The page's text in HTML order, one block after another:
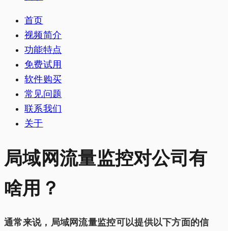
首页
视频简介
功能特点
免费试用
软件购买
常见问题
联系我们
关于
局域网流量监控对公司有
啥用？
通常来说，局域网流量监控可以提供以下方面的信